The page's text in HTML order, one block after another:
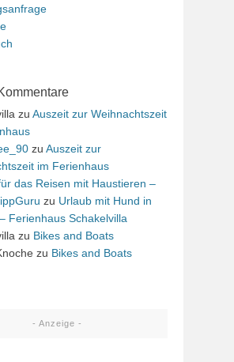
zu Auszeit zur Weihnachtszeit
zu Auszeit zur
im Ferienhaus
das Reisen mit Haustieren –
zu Urlaub mit Hund in
Ferienhaus Schakelvilla
zu Bikes and Boats
zu Bikes and Boats
- Anzeige -